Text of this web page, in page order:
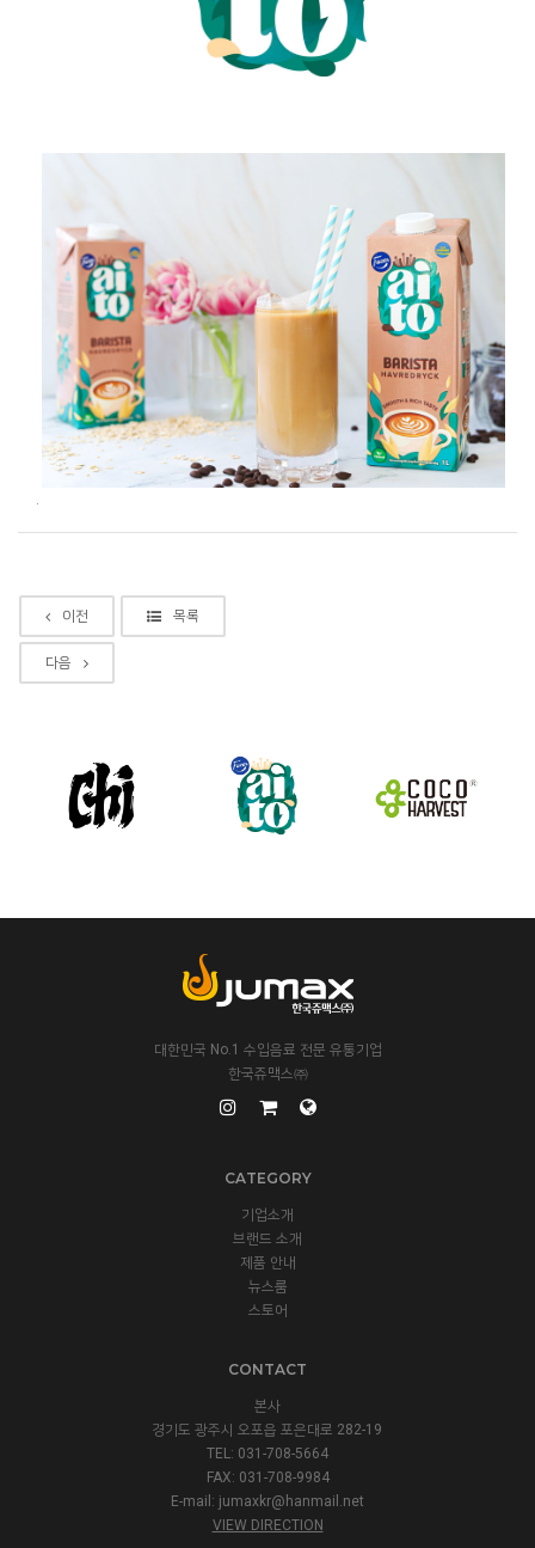
.
이전 목록
다음
대한민국 No.1 수입음료 전문 유통기업
한국쥬맥스㈜
CATEGORY
기업소개
브랜드 소개
제품 안내
뉴스룸
스토어
CONTACT
본사
경기도 광주시 오포읍 포은대로 282-19
TEL: 031-708-5664
FAX: 031-708-9984
E-mail: jumaxkr@hanmail.net
VIEW DIRECTION